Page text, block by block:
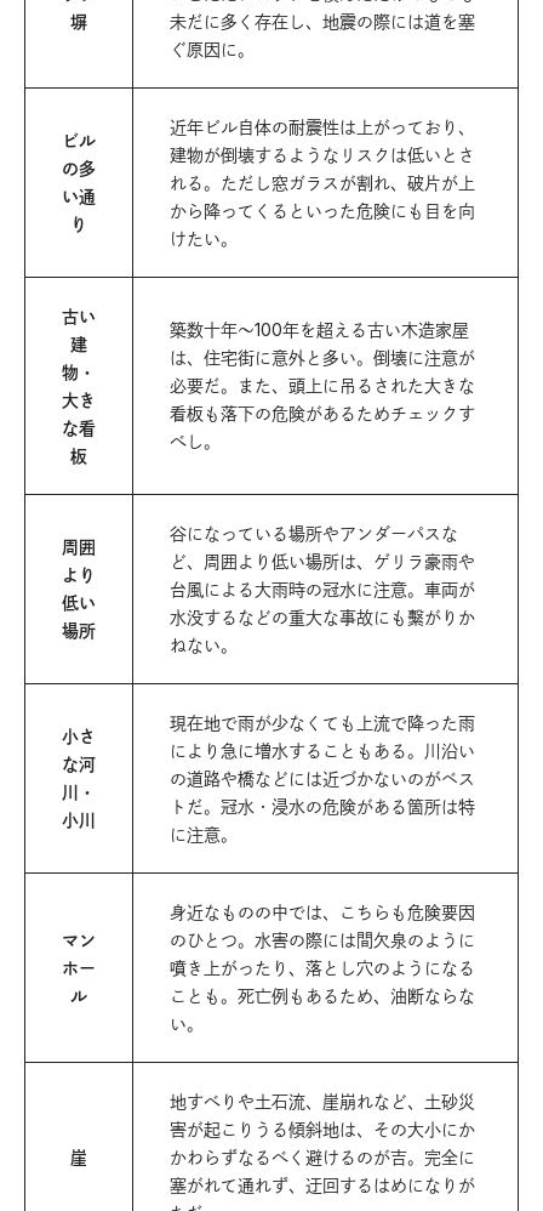
塀
未だに多く存在し、地震の際には道を塞
ぐ原因に。
ビル
の多
い通
り
近年ビル自体の耐震性は上がっており、
建物が倒壊するようなリスクは低いとさ
れる。ただし窓ガラスが割れ、破片が上
から降ってくるといった危険にも目を向
けたい。
古い
建
物・
大き
な看
板
築数十年〜100年を超える古い木造家屋
は、住宅街に意外と多い。倒壊に注意が
必要だ。また、頭上に吊るされた大きな
看板も落下の危険があるためチェックす
べし。
周囲
より
低い
場所
谷になっている場所やアンダーパスな
ど、周囲より低い場所は、ゲリラ豪雨や
台風による大雨時の冠水に注意。車両が
水没するなどの重大な事故にも繫がりか
ねない。
小さ
な河
川・
小川
現在地で雨が少なくても上流で降った雨
により急に増水することもある。川沿い
の道路や橋などには近づかないのがベス
トだ。冠水・浸水の危険がある箇所は特
に注意。
マン
ホー
ル
身近なものの中では、こちらも危険要因
のひとつ。水害の際には間欠泉のように
噴き上がったり、落とし穴のようになる
ことも。死亡例もあるため、油断ならな
い。
崖
地すべりや土石流、崖崩れなど、土砂災
害が起こりうる傾斜地は、その大小にか
かわらずなるべく避けるのが吉。完全に
塞がれて通れず、迂回するはめになりが